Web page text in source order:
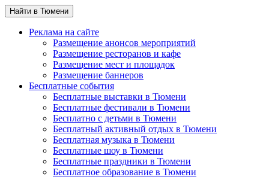
Найти в Тюмени
Реклама на сайте
Размещение анонсов мероприятий
Размещение ресторанов и кафе
Размещение мест и площадок
Размещение баннеров
Бесплатные события
Бесплатные выставки в Тюмени
Бесплатные фестивали в Тюмени
Бесплатно с детьми в Тюмени
Бесплатный активный отдых в Тюмени
Бесплатная музыка в Тюмени
Бесплатные шоу в Тюмени
Бесплатные праздники в Тюмени
Бесплатное образование в Тюмени